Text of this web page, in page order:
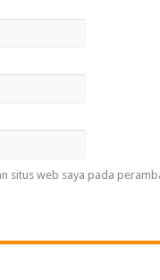
situs web saya pada